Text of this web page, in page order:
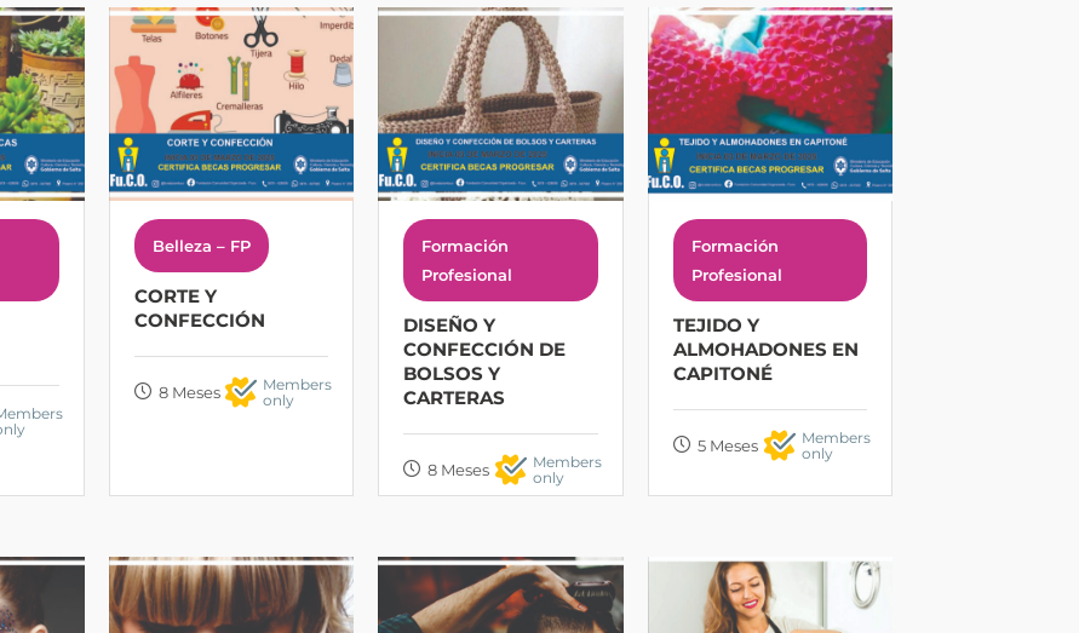
Belleza – FP
CORTE Y
CONFECCIÓN
8 Meses
Members
only
Formación
Profesional
DISEÑO Y
CONFECCIÓN DE
BOLSOS Y
CARTERAS
8 Meses
Members
only
Formación
Profesional
TEJIDO Y
ALMOHADONES EN
CAPITONÉ
5 Meses
Members
only